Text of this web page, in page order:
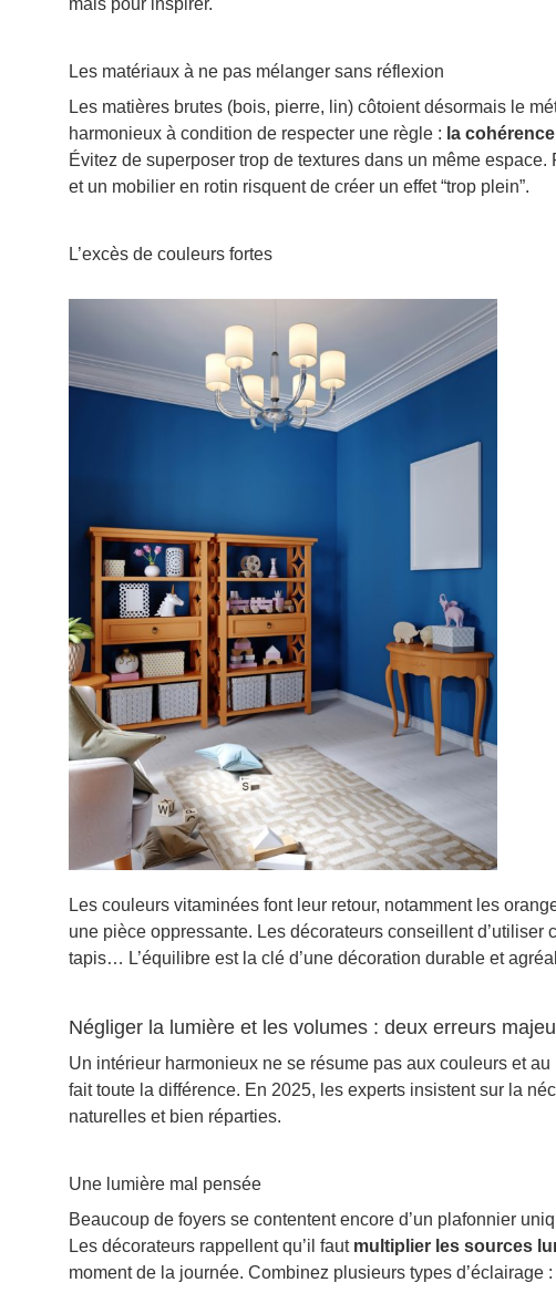
mais pour inspirer.
Les matériaux à ne pas mélanger sans réflexion
Les matières brutes (bois, pierre, lin) côtoient désormais le
harmonieux à condition de respecter une règle : la
Évitez de superposer trop de textures dans un même
et un mobilier en rotin risquent de créer un effet “trop plein”.
L’excès de couleurs fortes
Les couleurs vitaminées font leur retour, notamment les
une pièce oppressante. Les décorateurs conseillent
tapis… L’équilibre est la clé d’une décoration durable et
Négliger la lumière et les volumes : deux erreurs
Un intérieur harmonieux ne se résume pas aux couleurs et au
fait toute la différence. En 2025, les experts insistent sur la
naturelles et bien réparties.
Une lumière mal pensée
Beaucoup de foyers se contentent encore d’un plafonnier
Les décorateurs rappellent qu’il faut multiplier les sources
moment de la journée. Combinez plusieurs types d’éclairage :